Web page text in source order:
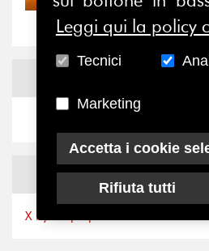
“grande
NewsX
X by Ferpi2puntozero
Leggi qui la policy
Tecnici
Marketing
Accetta i cookie
Rifiuta tutti